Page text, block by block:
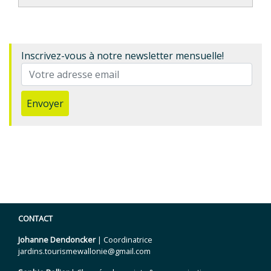
Inscrivez-vous à notre newsletter mensuelle!
Envoyer
CONTACT
Johanne Dendoncker| Coordinatrice
jardins.tourismewallonie@gmail.com